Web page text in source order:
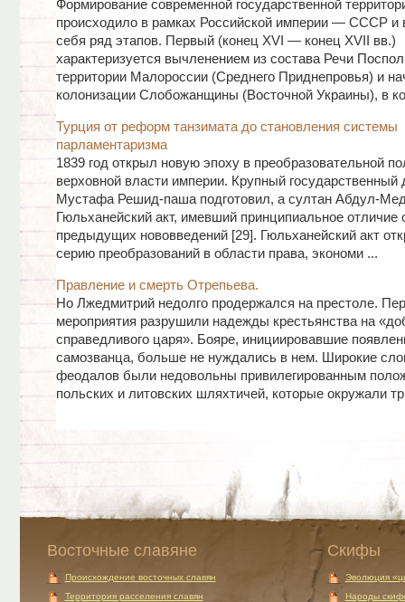
Формирование современной государственной
происходило в рамках Российской империи — СССР и
себя ряд этапов. Первый (конец XVI — конец XVII вв.)
характеризуется вычленением из состава Речи
территории Малороссии (Среднего Приднепровья) и
колонизации Слобожанщины (Восточной Украины), в
Турция от реформ танзимата до становления системы
парламентаризма
1839 год открыл новую эпоху в преобразовательной
верховной власти империи. Крупный государственный
Мустафа Решид-паша подготовил, а султан Абдул-
Гюльханейский акт, имевший принципиальное отличие
предыдущих нововведений [29]. Гюльханейский акт
серию преобразований в области права, экономи ...
Правление и смерть Отрепьева.
Но Лжедмитрий не­долго продержался на престоле.
мероприятия разрушили надежды крестьянства на
справедливого царя». Бояре, инициировавшие
самозванца, больше не нуждались в нем. Широкие
феодалов были недо­вольны привилегированным
польских и литовских шляхтичей, которые окружали
Восточные славяне
Происхождение восточных славян
Территория расселения славян
Скифы
Эволюция
Народы